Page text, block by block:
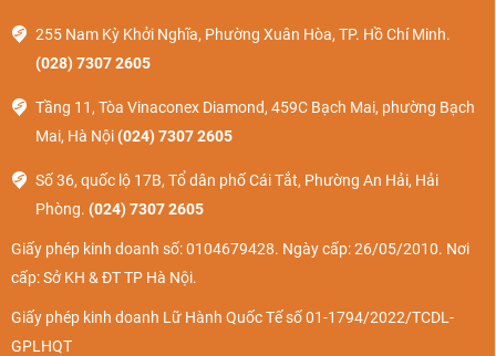
255 Nam Kỳ Khởi Nghĩa, Phường Xuân Hòa, TP. Hồ Chí Minh.
(028) 7307 2605
Tầng 11, Tòa Vinaconex Diamond, 459C Bạch Mai, phường Bạch
Mai, Hà Nội(024) 7307 2605
Số 36, quốc lộ 17B, Tổ dân phố Cái Tắt, Phường An Hải, Hải
Phòng. (024) 7307 2605
Giấy phép kinh doanh số: 0104679428. Ngày cấp: 26/05/2010. Nơi
cấp: Sở KH & ĐT TP Hà Nội.
Giấy phép kinh doanh Lữ Hành Quốc Tế số 01-1794/2022/TCDL-
GPLHQT